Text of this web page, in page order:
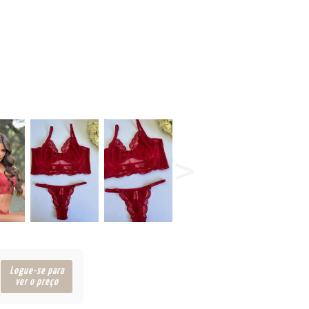
Logue-se para
ver o preço